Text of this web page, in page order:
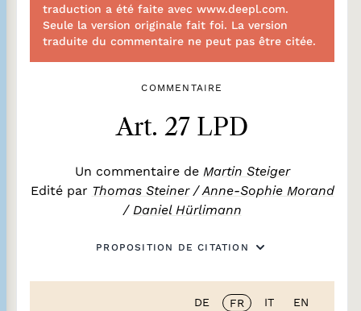
traduction a été faite avec www.deepl.com.
Seule la version originale fait foi. La version
traduite du commentaire ne peut pas être citée.
COMMENTAIRE
Art. 27 LPD
Un commentaire de Martin Steiger
Edité par Thomas Steiner/Anne-Sophie Morand
/ Daniel Hürlimann
PROPOSITION DE CITATION
DE FR IT EN